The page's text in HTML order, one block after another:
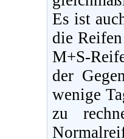
Es ist
die
M+S-
der
wenige
zu